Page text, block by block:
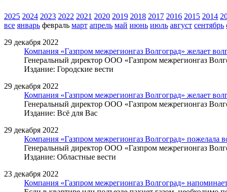
2025 2024 2023 2022 2021 2020 2019 2018 2017 2016 2015 2014
все январь февраль март апрель май июнь июль август сентябрь
29 декабря 2022
Компания «Газпром межрегионгаз Волгоград» желает
Генеральный директор ООО «Газпром межрегионгаз
Издание: Городские вести
29 декабря 2022
Компания «Газпром межрегионгаз Волгоград» желает
Генеральный директор ООО «Газпром межрегионгаз
Издание: Всё для Вас
29 декабря 2022
Компания «Газпром межрегионгаз Волгоград» пожелала
Генеральный директор ООО «Газпром межрегионгаз
Издание: Областные вести
23 декабря 2022
Компания «Газпром межрегионгаз Волгоград»